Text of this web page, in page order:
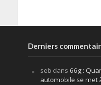
Derniers
seb dans 66g :
automobile se met